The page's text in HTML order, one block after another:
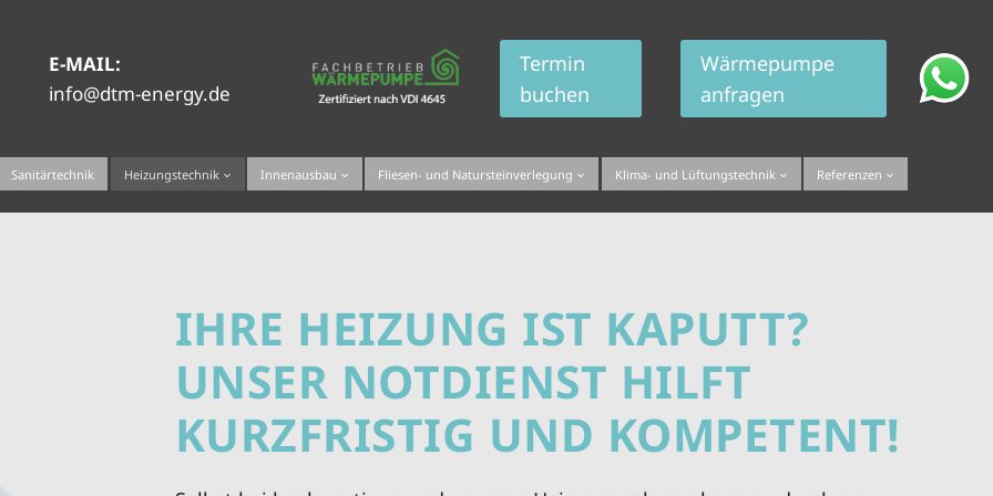
E-MAIL:
info@dtm-energy.de
Termin
buchen
Wärmepumpe
anfragen
Sanitärtechnik Heizungstechnik Innenausbau Fliesen- und Natursteinverlegung Klima- und Lüftungstechnik Referenzen
IHRE HEIZUNG IST KAPUTT?
UNSER NOTDIENST HILFT
KURZFRISTIG UND KOMPETENT!